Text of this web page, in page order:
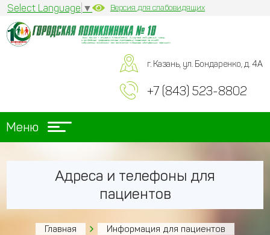
Select Language ▼ Версия для слабовидящих
г. Казань, ул. Бондаренко, д. 4А
+7 (843) 523-8802
Меню
Адреса и телефоны для
пациентов
Главная Информация для пациентов